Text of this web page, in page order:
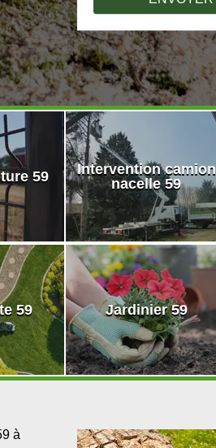
59
Intervention camion
nacelle 59
59 Jardinier 59
à